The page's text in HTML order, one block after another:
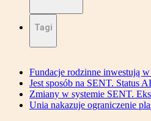
Tagi
Fundacje rodzinne inwestują
Jest sposób na SENT. Status
Zmiany w systemie SENT.
Unia nakazuje ograniczenie